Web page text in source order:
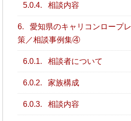
5.0.4. 相談内容
6.
愛知県のキャリコンロープ
策／相談事例集④
6.0.1. 相談者について
6.0.2. 家族構成
6.0.3. 相談内容